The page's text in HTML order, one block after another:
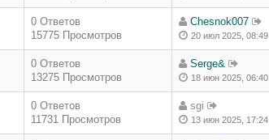
0 Ответов
15775 Просмотров
Chesnok007
20 июл 2025, 08:49
0 Ответов
13275 Просмотров
Serge&
18 июн 2025, 06:40
0 Ответов
11731 Просмотров
sgi
13 июн 2025, 17:24